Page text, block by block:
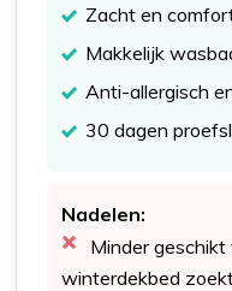
Zacht en
Makkelijk
Anti-allergisch
30 dagen
Nadelen:
Minder
winterdekbed